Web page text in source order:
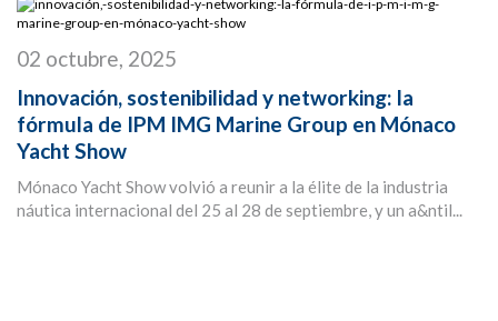
02 octubre, 2025
Innovación, sostenibilidad y networking: la
fórmula de IPM IMG Marine Group en Mónaco
Yacht Show
Mónaco Yacht Show volvió a reunir a la élite de la industria
náutica internacional del 25 al 28 de septiembre, y un a&ntil...